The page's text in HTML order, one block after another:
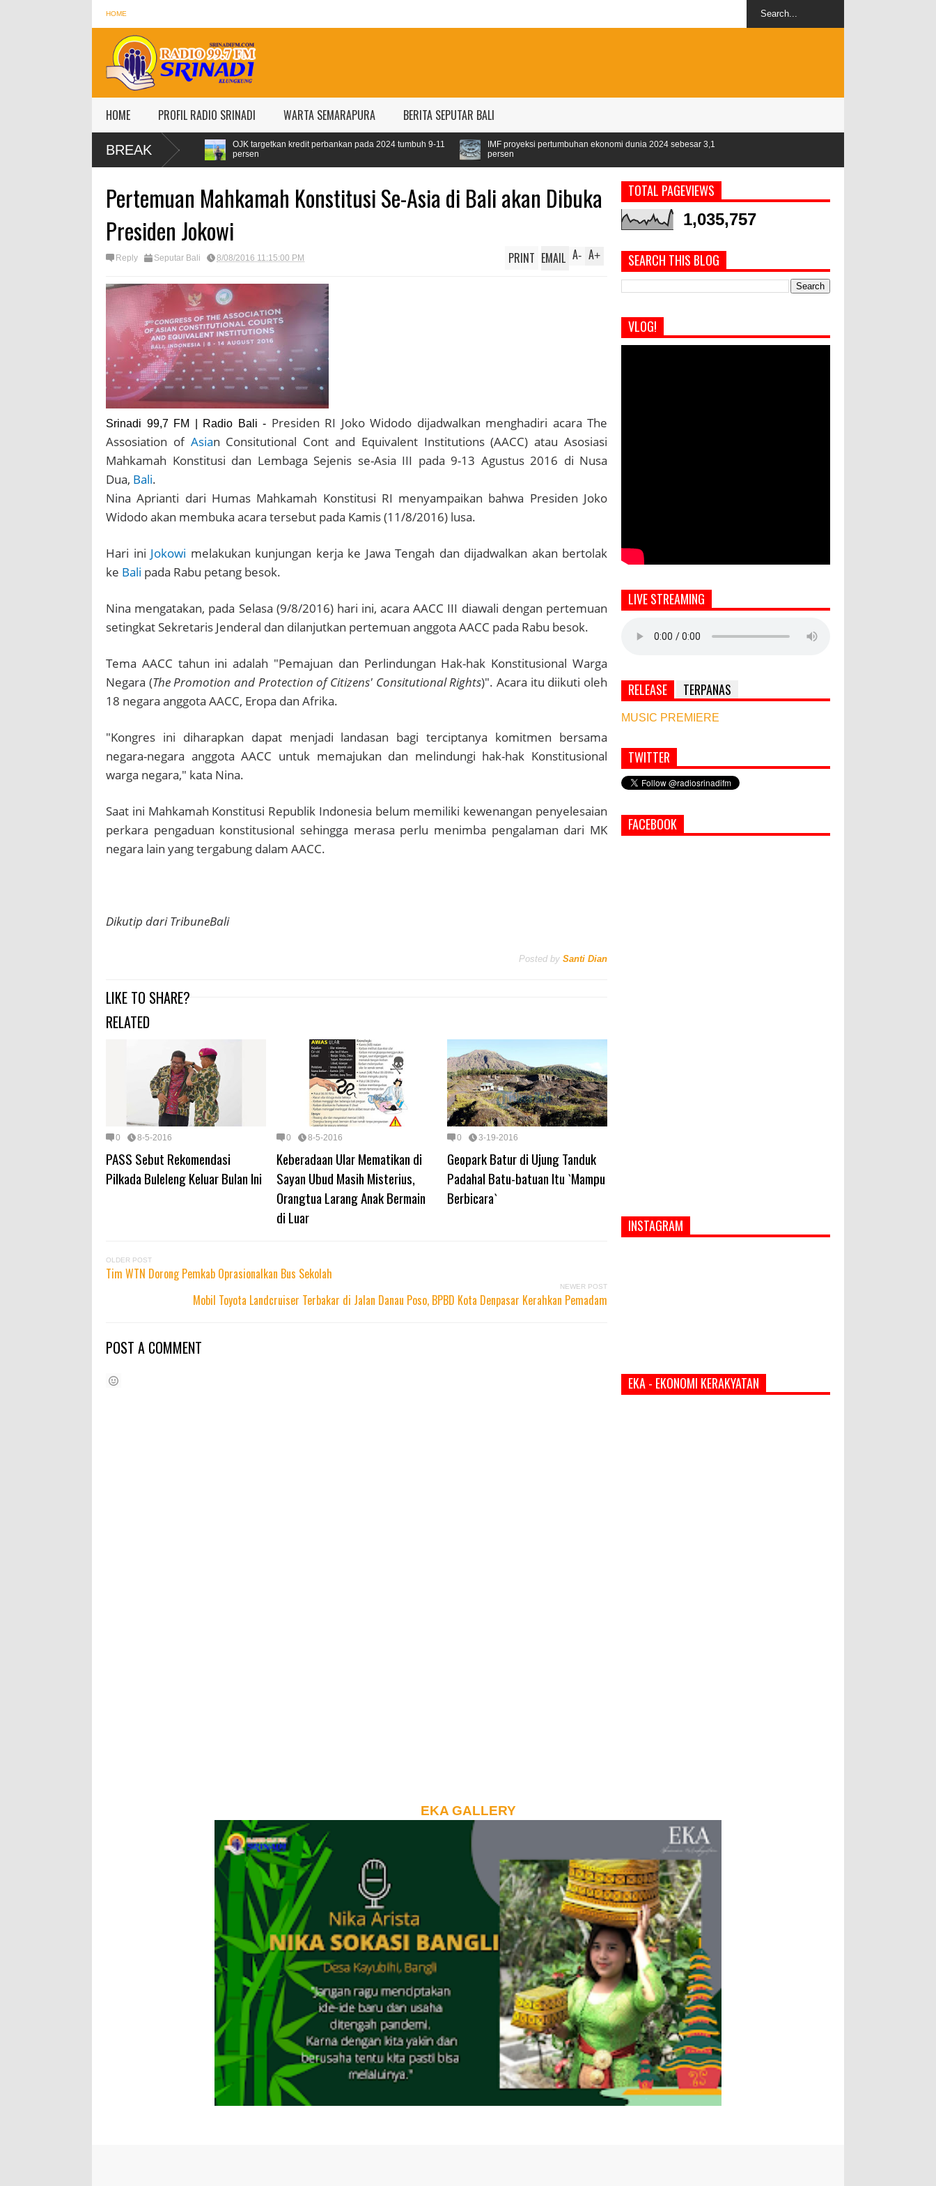
HOME
HOME PROFIL RADIO SRINADI WARTA SEMARAPURA BERITA SEPUTAR BALI
BREAK
Konsumsi Pertamax Naik 99
OJK targetkan kredit perbankan pada 2024 tumbuh 9-11
persen
IMF proyeksi pertumbuhan ekonomi dunia 2024 sebesar 3,1
Pertemuan Mahkamah Konstitusi Se-Asia di Bali akan Dibuka
Presiden Jokowi
Reply Seputar Bali 8/08/2016 11:15:00 PM A+
A-
PRINT EMAIL
Srinadi 99,7 FM | Radio Bali - Presiden RI Joko Widodo dijadwalkan menghadiri acara The
Assosiation of Asian Consitutional Cont and Equivalent Institutions (AACC) atau Asosiasi
Mahkamah Konstitusi dan Lembaga Sejenis se-Asia III pada 9-13 Agustus 2016 di Nusa
Dua, Bali.
Nina Aprianti dari Humas Mahkamah Konstitusi RI menyampaikan bahwa Presiden Joko
Widodo akan membuka acara tersebut pada Kamis (11/8/2016) lusa.
Hari ini Jokowi melakukan kunjungan kerja ke Jawa Tengah dan dijadwalkan akan bertolak
ke Bali pada Rabu petang besok.
Nina mengatakan, pada Selasa (9/8/2016) hari ini, acara AACC III diawali dengan pertemuan
setingkat Sekretaris Jenderal dan dilanjutkan pertemuan anggota AACC pada Rabu besok.
Tema AACC tahun ini adalah "Pemajuan dan Perlindungan Hak-hak Konstitusional Warga
Negara (The Promotion and Protection of Citizens' Consitutional Rights)". Acara itu diikuti oleh
18 negara anggota AACC, Eropa dan Afrika.
"Kongres ini diharapkan dapat menjadi landasan bagi terciptanya komitmen bersama
negara-negara anggota AACC untuk memajukan dan melindungi hak-hak Konstitusional
warga negara," kata Nina.
Saat ini Mahkamah Konstitusi Republik Indonesia belum memiliki kewenangan penyelesaian
perkara pengaduan konstitusional sehingga merasa perlu menimba pengalaman dari MK
negara lain yang tergabung dalam AACC.
Dikutip dari TribuneBali
Posted by Santi Dian
LIKE TO SHARE?
RELATED
0 8-5-2016
PASS Sebut Rekomendasi
Pilkada Buleleng Keluar Bulan Ini
0 8-5-2016
Keberadaan Ular Mematikan di
Sayan Ubud Masih Misterius,
Orangtua Larang Anak Bermain
di Luar
0 3-19-2016
Geopark Batur di Ujung Tanduk
Padahal Batu-batuan Itu `Mampu
Berbicara`
OLDER POST
Tim WTN Dorong Pemkab Oprasionalkan Bus Sekolah
NEWER POST
Mobil Toyota Landcruiser Terbakar di Jalan Danau Poso, BPBD Kota Denpasar Kerahkan Pemadam
POST A COMMENT
TOTAL PAGEVIEWS
1,035,757
SEARCH THIS BLOG
VLOG!
LIVE STREAMING
RELEASE TERPANAS
MUSIC PREMIERE
Simbol Persahabatan, RI Bangun Islamic Centre
di Afghanistan
PASAR MURAH
TWITTER
FACEBOOK
INSTAGRAM
EKA - EKONOMI KERAKYATAN
EKA GALLERY